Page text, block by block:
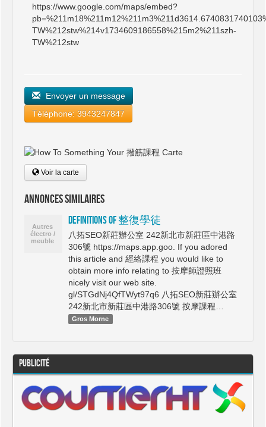
https://www.google.com/maps/embed?
TW%212stw%214v1734609186558%215m2%211szh-
TW%212stw
Envoyer un message
Téléphone: 3943247847
Voir la carte
Annonces similaires
Definitions Of 整復學徒
八拓SEO新莊辦公室 242新北市新莊區中港路
306號 https://maps.app.goo. If you adored
this article and 經絡課程 you would like to
obtain more info relating to 按摩師證照班
nicely visit our web site.
gl/STGdNj4QfTWyt97q6 八拓SEO新莊辦公室
242新北市新莊區中港路306號 按摩課程…
Gros Morne
Publicité